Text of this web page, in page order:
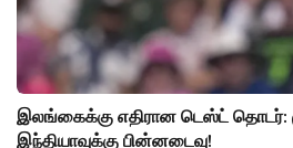
இலங்கைக்கு எதிரான டெஸ்ட் தொடர்:
இந்தியாவுக்கு பின்னடைவு!